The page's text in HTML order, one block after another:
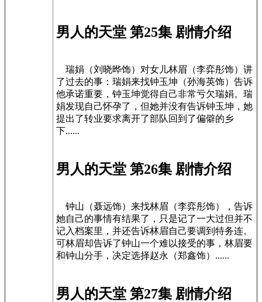
男人的天堂 第25集 剧情介绍
瑞娟（刘晓晔饰）对女儿林眉（李弈彤饰）讲
了过去的事：瑞娟来找钟玉坤（孙海英饰）告诉
他承诺重要，钟玉坤觉得自己非常亏欠瑞娟。瑞
娟发现自己怀孕了，但她并没有告诉钟玉坤，她
提出了转业要求离开了部队回到了偏僻的乡
下......
男人的天堂 第26集 剧情介绍
钟山（聂远饰）来找林眉（李弈彤饰），告诉
她自己的事情有结果了，只是记了一大过但并不
记入档案里，并还告诉林眉自己要调到特务连。
可林眉却告诉了钟山一个难以接受的事，林眉要
和钟山分手，决定选择赵永（郑鑫饰）......
男人的天堂 第27集 剧情介绍